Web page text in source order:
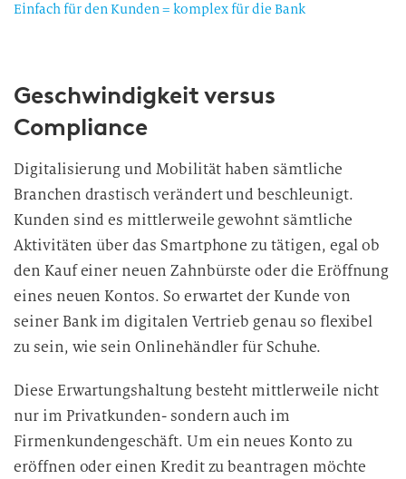
Einfach für den Kunden = komplex für die Bank
Geschwindigkeit versus
Compliance
Digitalisierung und Mobilität haben sämtliche
Branchen drastisch verändert und beschleunigt.
Kunden sind es mittlerweile gewohnt sämtliche
Aktivitäten über das Smartphone zu tätigen, egal ob
den Kauf einer neuen Zahnbürste oder die Eröffnung
eines neuen Kontos. So erwartet der Kunde von
seiner Bank im digitalen Vertrieb genau so flexibel
zu sein, wie sein Onlinehändler für Schuhe.
Diese Erwartungshaltung besteht mittlerweile nicht
nur im Privatkunden- sondern auch im
Firmenkundengeschäft. Um ein neues Konto zu
eröffnen oder einen Kredit zu beantragen möchte